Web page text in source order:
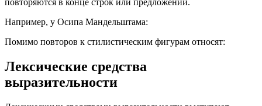
повторяются в конце строк или предложений.
Например, у Осипа Мандельштама:
Помимо повторов к стилистическим фигурам относят:
Лексические средства
выразительности